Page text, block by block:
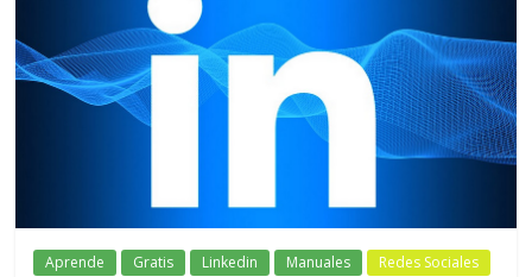
Aprende Gratis Linkedin Manuales Redes Sociales